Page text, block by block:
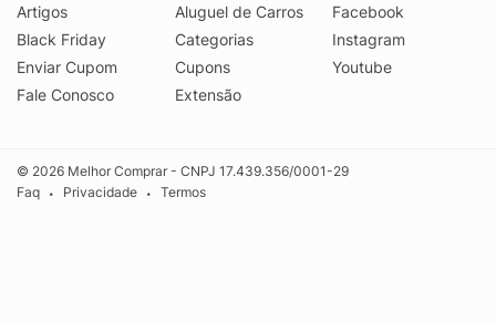
Artigos
Black Friday
Enviar Cupom
Fale Conosco
Aluguel de Carros
Categorias
Cupons
Extensão
Facebook
Instagram
Youtube
© 2026 Melhor Comprar - CNPJ 17.439.356/0001-29
Faq
• Privacidade • Termos